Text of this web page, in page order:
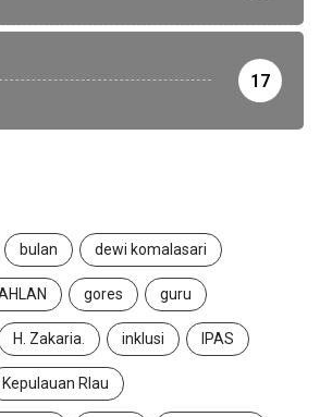
17
bulan dewi komalasari
gores guru
H. Zakaria. inklusi IPAS
Kepulauan RIau